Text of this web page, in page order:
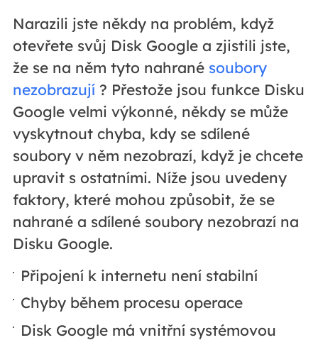
Narazili jste někdy na problém, když
otevřete svůj Disk Google a zjistili jste,
že se na něm tyto nahrané soubory
nezobrazují? Přestože jsou funkce Disku
Google velmi výkonné, někdy se může
vyskytnout chyba, kdy se sdílené
soubory v něm nezobrazí, když je chcete
upravit s ostatními. Níže jsou uvedeny
faktory, které mohou způsobit, že se
nahrané a sdílené soubory nezobrazí na
Disku Google.
Připojení k internetu není stabilní
Chyby během procesu operace
Disk Google má vnitřní systémovou